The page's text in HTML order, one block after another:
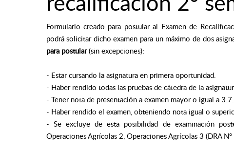
Formulario creado para postular al Examen de
podrá solicitar dicho examen para un máximo de dos
para postular(sin excepciones):
- Estar cursando la asignatura en primera oportunidad.
- Haber rendido todas las pruebas de cátedra de la
- Tener nota de presentación a examen mayor o igual a 3.7.
- Haber rendido el examen, obteniendo nota igual o
- Se excluye de esta posibilidad de examinación
Operaciones Agrícolas 2, Operaciones Agrícolas 3 (DRA